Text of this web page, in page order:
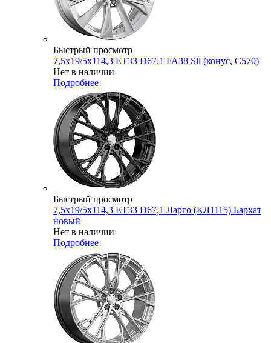
Быстрый просмотр
7,5x19/5x114,3 ET33 D67,1 FA38 Sil (конус, C570)
Нет в наличии
Подробнее
Быстрый просмотр
7,5x19/5x114,3 ET33 D67,1 Ларго (КЛ1115) Бархат
новый
Нет в наличии
Подробнее